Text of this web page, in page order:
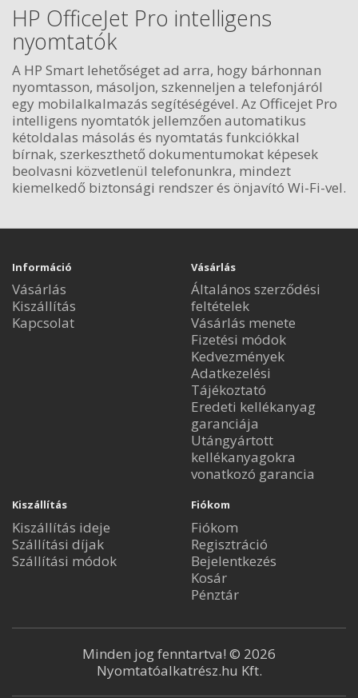
HP OfficeJet Pro intelligens
nyomtatók
A HP Smart lehetőséget ad arra, hogy bárhonnan
nyomtasson, másoljon, szkenneljen a telefonjáról
egy mobilalkalmazás segítéségével. Az Officejet Pro
intelligens nyomtatók jellemzően automatikus
kétoldalas másolás és nyomtatás funkciókkal
bírnak, szerkeszthető dokumentumokat képesek
beolvasni közvetlenül telefonunkra, mindezt
kiemelkedő biztonsági rendszer és önjavító Wi-Fi-vel.
Információ
Vásárlás
Kiszállítás
Kapcsolat
Vásárlás
Általános szerződési
feltételek
Vásárlás menete
Fizetési módok
Kedvezmények
Adatkezelési
Tájékoztató
Eredeti kellékanyag
garanciája
Utángyártott
kellékanyagokra
vonatkozó garancia
Kiszállítás
Kiszállítás ideje
Szállítási díjak
Szállítási módok
Fiókom
Fiókom
Regisztráció
Bejelentkezés
Kosár
Pénztár
Minden jog fenntartva! © 2026
Nyomtatóalkatrész.hu Kft.